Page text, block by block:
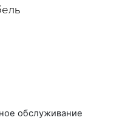
обслуживание